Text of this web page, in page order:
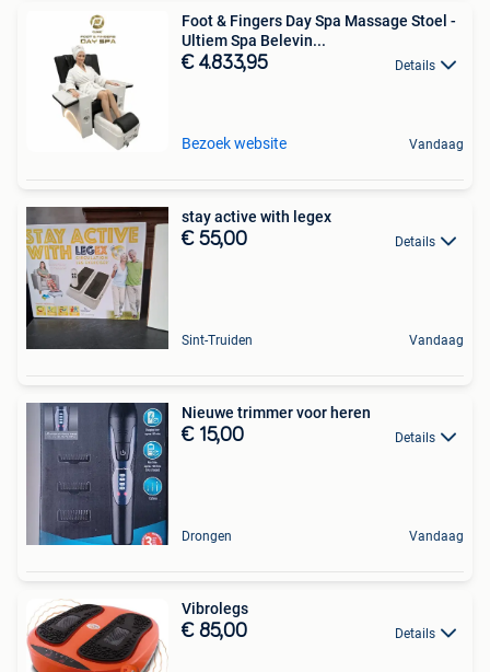
Foot & Fingers Day Spa Massage Stoel -
Ultiem Spa Belevin...
€ 4.833,95 Details
Bezoek website Vandaag
stay active with legex
€ 55,00 Details
Sint-Truiden Vandaag
Nieuwe trimmer voor heren
€ 15,00 Details
Drongen Vandaag
Vibrolegs
€ 85,00 Details